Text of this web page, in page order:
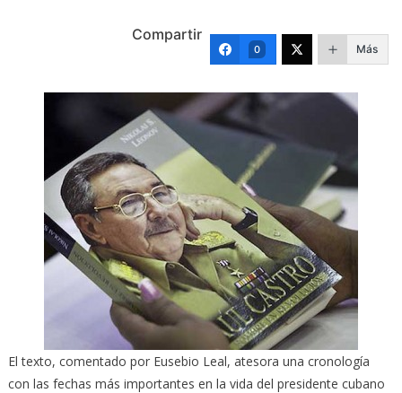
Compartir
0 Más
El texto, comentado por Eusebio Leal, atesora una cronología
con las fechas más importantes en la vida del presidente cubano